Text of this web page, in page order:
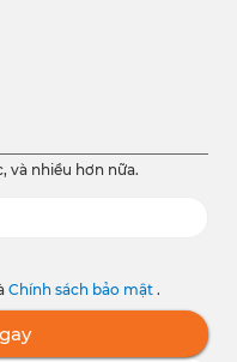
và nhiều hơn nữa.
Chính sách bảo mật .